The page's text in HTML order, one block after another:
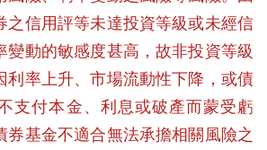
之信用評等未達投資等級或未經信
變動的敏感度甚高，故非投資等級
利率上升、市場流動性下降，或債
支付本金、利息或破產而蒙受虧
券基金不適合無法承擔相關風險之